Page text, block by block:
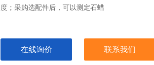
度；采购选配件后，可以测定石蜡
在线询价 联系我们